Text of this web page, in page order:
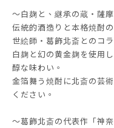
～白麹と、継承の蔵・薩
伝統的酒造りと本格焼酎
世絵師・葛飾北斎とのコ
白麹と幻の黄金麹を使用
醇な味わい。
金箔舞う焼酎に北斎の芸
ください。
～葛飾北斎の代表作「神